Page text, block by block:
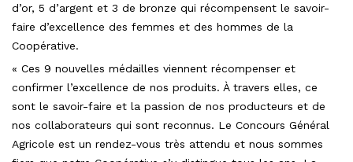
d’or, 5 d’argent et 3 de bronze qui récompensent le savoir-
faire d’excellence des femmes et des hommes de la
Coopérative.
« Ces 9 nouvelles médailles viennent récompenser et
confirmer l’excellence de nos produits. À travers elles, ce
sont le savoir-faire et la passion de nos producteurs et de
nos collaborateurs qui sont reconnus. Le Concours Général
Agricole est un rendez-vous très attendu et nous sommes